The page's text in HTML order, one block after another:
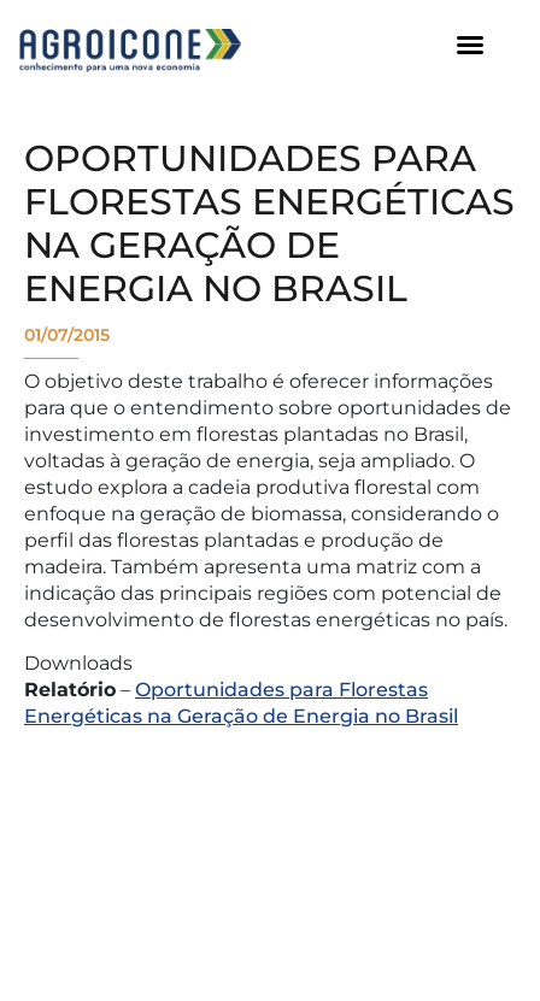
OPORTUNIDADES PARA
FLORESTAS ENERGÉTICAS
NA GERAÇÃO DE
ENERGIA NO BRASIL
01/07/2015
O objetivo deste trabalho é oferecer informações
para que o entendimento sobre oportunidades de
investimento em florestas plantadas no Brasil,
voltadas à geração de energia, seja ampliado. O
estudo explora a cadeia produtiva florestal com
enfoque na geração de biomassa, considerando o
perfil das florestas plantadas e produção de
madeira. Também apresenta uma matriz com a
indicação das principais regiões com potencial de
desenvolvimento de florestas energéticas no país.
Downloads
Relatório – Oportunidades para Florestas
Energéticas na Geração de Energia no Brasil